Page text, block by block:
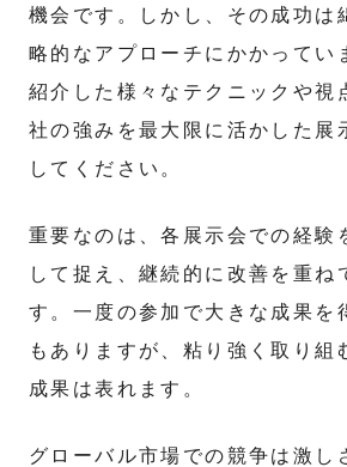
機会です。しかし、その成功は
略的なアプローチにかかってい
紹介した様々なテクニックや視
社の強みを最大限に活かした展
してください。
重要なのは、各展示会での経験
して捉え、継続的に改善を重ね
す。一度の参加で大きな成果を
もありますが、粘り強く取り組
成果は表れます。
グローバル市場での競争は激し